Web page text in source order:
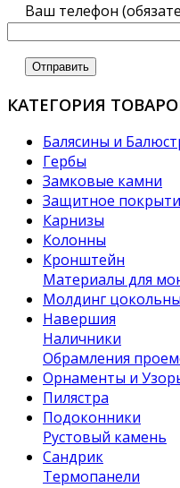
Ваш телефон
КАТЕГОРИЯ
Балясины и
Гербы
Замковые камни
Защитное
Карнизы
Колонны
Кронштейн
Материалы для
Молдинг
Навершия
Наличники
Обрамления
Орнаменты и
Пилястра
Подоконники
Рустовый камень
Сандрик
Термопанели